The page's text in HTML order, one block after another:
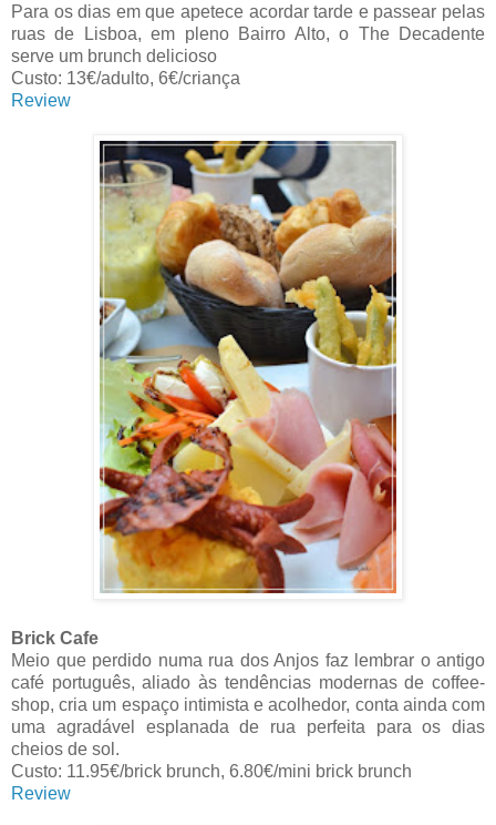
Para os dias em que apetece acordar tarde e passear pelas
ruas de Lisboa, em pleno Bairro Alto, o The Decadente
serve um brunch delicioso
Custo: 13€/adulto, 6€/criança
Review
Brick Cafe
Meio que perdido numa rua dos Anjos faz lembrar o antigo
café português, aliado às tendências modernas de coffee-
shop, cria um espaço intimista e acolhedor, conta ainda com
uma agradável esplanada de rua perfeita para os dias
cheios de sol.
Custo: 11.95€/brick brunch, 6.80€/mini brick brunch
Review